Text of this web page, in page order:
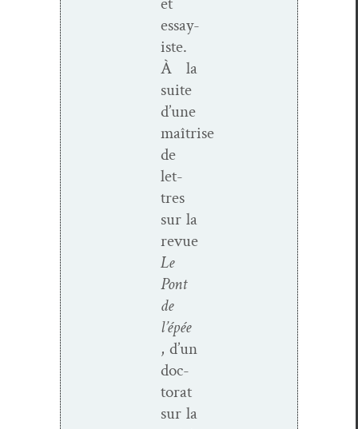
essay­
iste.
À la
suite
d’une
maîtrise
de
let­
tres
sur la
revue
Le
Pont
de
l’épée
, d’un
doc­
tor­at
sur la